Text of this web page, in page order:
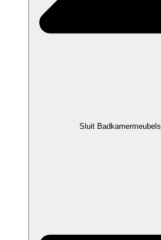
Sluit Badkamermeubels